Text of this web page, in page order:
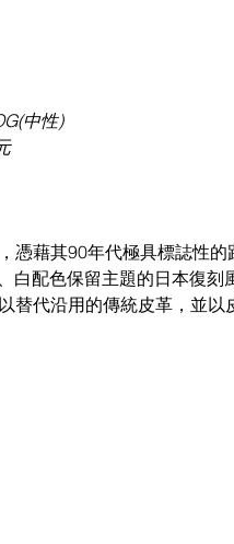
中性)
憑藉其90年代極具標誌性
白配色保留主題的日本復刻
替代沿用的傳統皮革，並以